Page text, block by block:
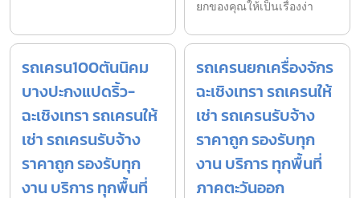
ยกของคุณให้เป็นเรื่องง่า
รถเครน100ตันนิคม
บางปะกงแปดริ้ว-
ฉะเชิงเทรา รถเครนให้
เช่า รถเครนรับจ้าง
ราคาถูก รองรับทุก
งาน บริการ ทุกพื้นที่
รถเครนยกเครื่องจักร
ฉะเชิงเทรา รถเครนให้
เช่า รถเครนรับจ้าง
ราคาถูก รองรับทุก
งาน บริการ ทุกพื้นที่
ภาคตะวันออก